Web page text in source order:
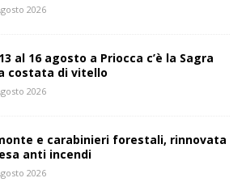
2026
al 16 agosto a Priocca c’è la Sagra
costata di vitello
2026
e carabinieri forestali, rinnovata
anti incendi
2026